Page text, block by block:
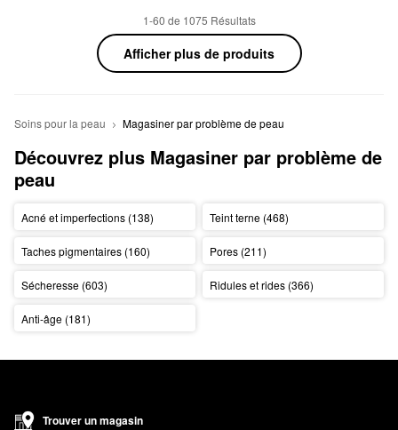
1-60 de 1075 Résultats
Afficher plus de produits
Soins pour la peau Magasiner par problème de peau
Découvrez plus Magasiner par problème de
peau
Acné et imperfections (138) Teint terne (468)
Taches pigmentaires (160) Pores (211)
Sécheresse (603) Ridules et rides (366)
Anti-âge (181)
Trouver un magasin